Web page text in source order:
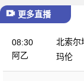
更多直播
08:30
阿乙
北索尔
玛伦